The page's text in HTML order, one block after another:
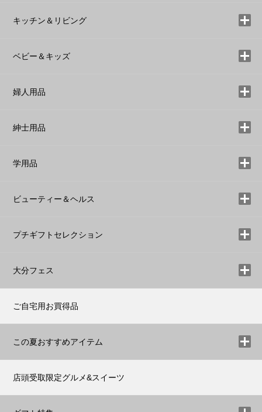
キッチン＆リビング
ベビー＆キッズ
婦人用品
紳士用品
学用品
ビューティー＆ヘルス
プチギフトセレクション
大分フェス
ご自宅用お買得品
この夏おすすめアイテム
店頭受取限定グルメ&スイーツ